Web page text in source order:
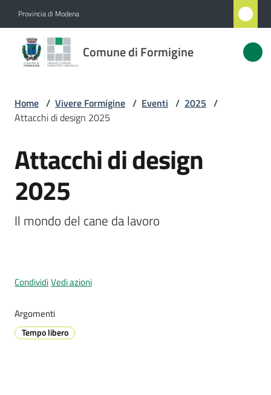
Provincia di Modena
Comune di Formigine
Comune
di
Novità
Servizi
Vivere
Prenotazione
appuntamenti
Home / Vivere Formigine / Eventi / 2025 /
Attacchi di design 2025
Salta al contenuto
Attacchi di design
2025
Il mondo del cane da lavoro
CondividiVedi azioni
Argomenti
Tempo libero